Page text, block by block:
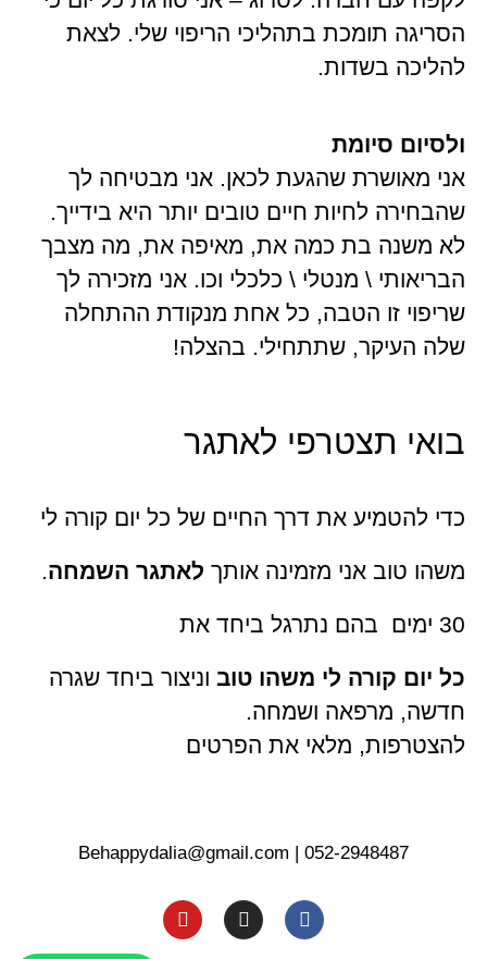
הסריגה תומכת בתהליכי הריפוי שלי. לצאת
להליכה בשדות.
ולסיום סיומת
אני מאושרת שהגעת לכאן. אני מבטיחה לך
שהבחירה לחיות חיים טובים יותר היא בידייך.
לא משנה בת כמה את, מאיפה את, מה מצבך
הבריאותי \ מנטלי \ כלכלי וכו. אני מזכירה לך
שריפוי זו הטבה, כל אחת מנקודת ההתחלה
שלה העיקר, שתתחילי. בהצלה!
בואי תצטרפי לאתגר
כדי להטמיע את דרך החיים של כל יום קורה לי
משהו טוב אני מזמינה אותך לאתגר השמחה.
30 ימים בהם נתרגל ביחד את
כל יום קורה לי משהו טוב וניצור ביחד שגרה
חדשה, מרפאה ושמחה.
להצטרפות, מלאי את הפרטים
Behappydalia@gmail.com | 052-2948487